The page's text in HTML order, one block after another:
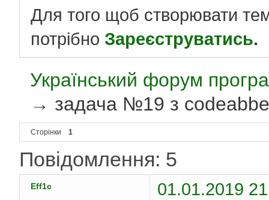
Для того щоб створювати
потрібно Зареєструватись.
Український форум
→ задача №19 з
Сторінки 1
Повідомлення: 5
Eff1c 01.01.2019